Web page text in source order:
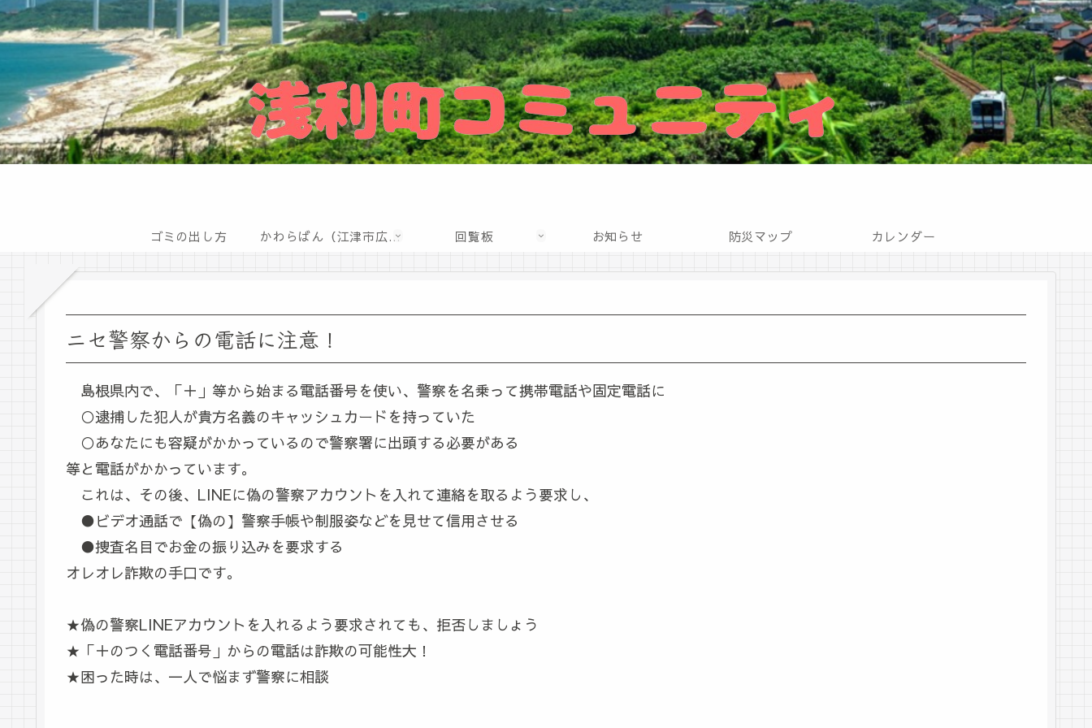
ゴミの出し方 かわらばん（江津市広報誌） 回覧板 お知らせ 防災マップ カレンダー
ニセ警察からの電話に注意！
島根県内で、「＋」等から始まる電話番号を使い、警察を名乗って携帯電話や固定電話に
○逮捕した犯人が貴方名義のキャッシュカードを持っていた
○あなたにも容疑がかかっているので警察署に出頭する必要がある
等と電話がかかっています。
これは、その後、LINEに偽の警察アカウントを入れて連絡を取るよう要求し、
●ビデオ通話で【偽の】警察手帳や制服姿などを見せて信用させる
●捜査名目でお金の振り込みを要求する
オレオレ詐欺の手口です。
★偽の警察LINEアカウントを入れるよう要求されても、拒否しましょう
★「＋のつく電話番号」からの電話は詐欺の可能性大！
★困った時は、一人で悩まず警察に相談